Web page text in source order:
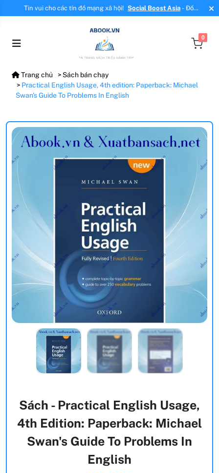
Tin vui cho các tín đồ mạng xã hội! Social Boost Asia- Đối
tác mới, cung cấp dịch vụ tăng tương tác, tăng follow uy tín!
0
Trang chủ
Sách bán chạy
Practical English Usage, 4th edition: Paperback: Michael
Swan's Guide To Problems In English
Sách - Practical English Usage,
4th Edition: Paperback: Michael
Swan's Guide To Problems In
English